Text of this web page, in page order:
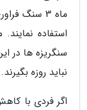
ماه 3 سنگ
استفاده
سنگریزه ها در
نباید روزه بگیرند.
اگر فردی با